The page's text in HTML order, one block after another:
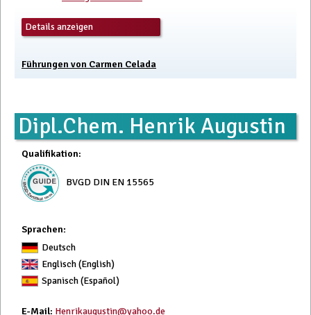
Details anzeigen
Führungen von Carmen Celada
Dipl.Chem. Henrik Augustin
Qualifikation:
BVGD DIN EN 15565
Sprachen:
Deutsch
Englisch (English)
Spanisch (Español)
E-Mail: Henrikaugustin@yahoo.de